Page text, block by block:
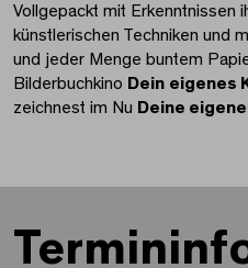
Vollgepackt mit Erkenntnissen
künstlerischen Techniken und
und jeder Menge buntem
Bilderbuchkino Dein eigenes
zeichnest im Nu Deine